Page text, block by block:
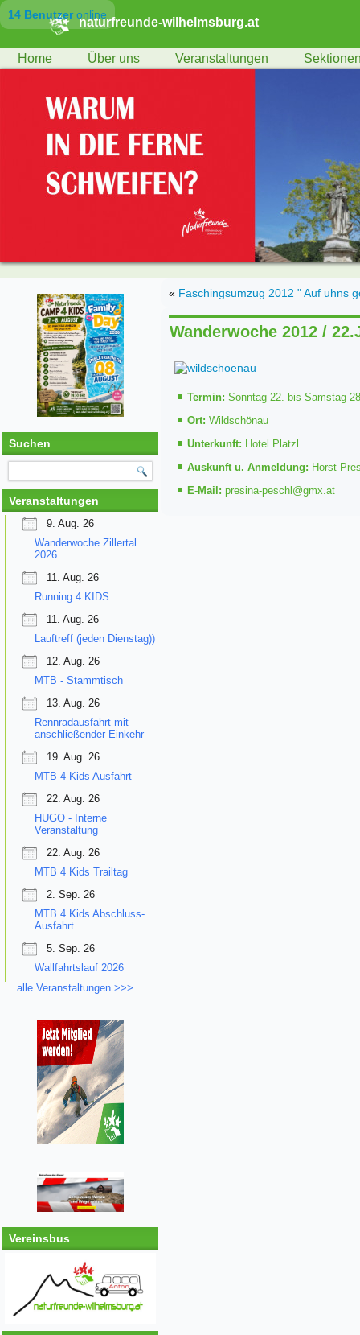
14 Benutzeronline
naturfreunde-wilhelmsburg.at
Home Über uns Veranstaltungen
Suchen
Veranstaltungen
9. Aug. 26
Wanderwoche Zillertal
2026
11. Aug. 26
Running 4 KIDS
11. Aug. 26
Lauftreff (jeden Dienstag))
12. Aug. 26
MTB - Stammtisch
13. Aug. 26
Rennradausfahrt mit
anschließender Einkehr
19. Aug. 26
MTB 4 Kids Ausfahrt
22. Aug. 26
HUGO - Interne
Veranstaltung
22. Aug. 26
MTB 4 Kids Trailtag
2. Sep. 26
MTB 4 Kids Abschluss-
Ausfahrt
5. Sep. 26
Wallfahrtslauf 2026
alle Veranstaltungen >>>
Vereinsbus
« Faschingsumzug 2012 " Auf uhns
Wanderwoche 2012 /
Termin: Sonntag 22. bis Samstag
Ort: Wildschönau
Unterkunft: Hotel Platzl
Auskunft u. Anmeldung: Horst
E-Mail: presina-peschl@gmx.at